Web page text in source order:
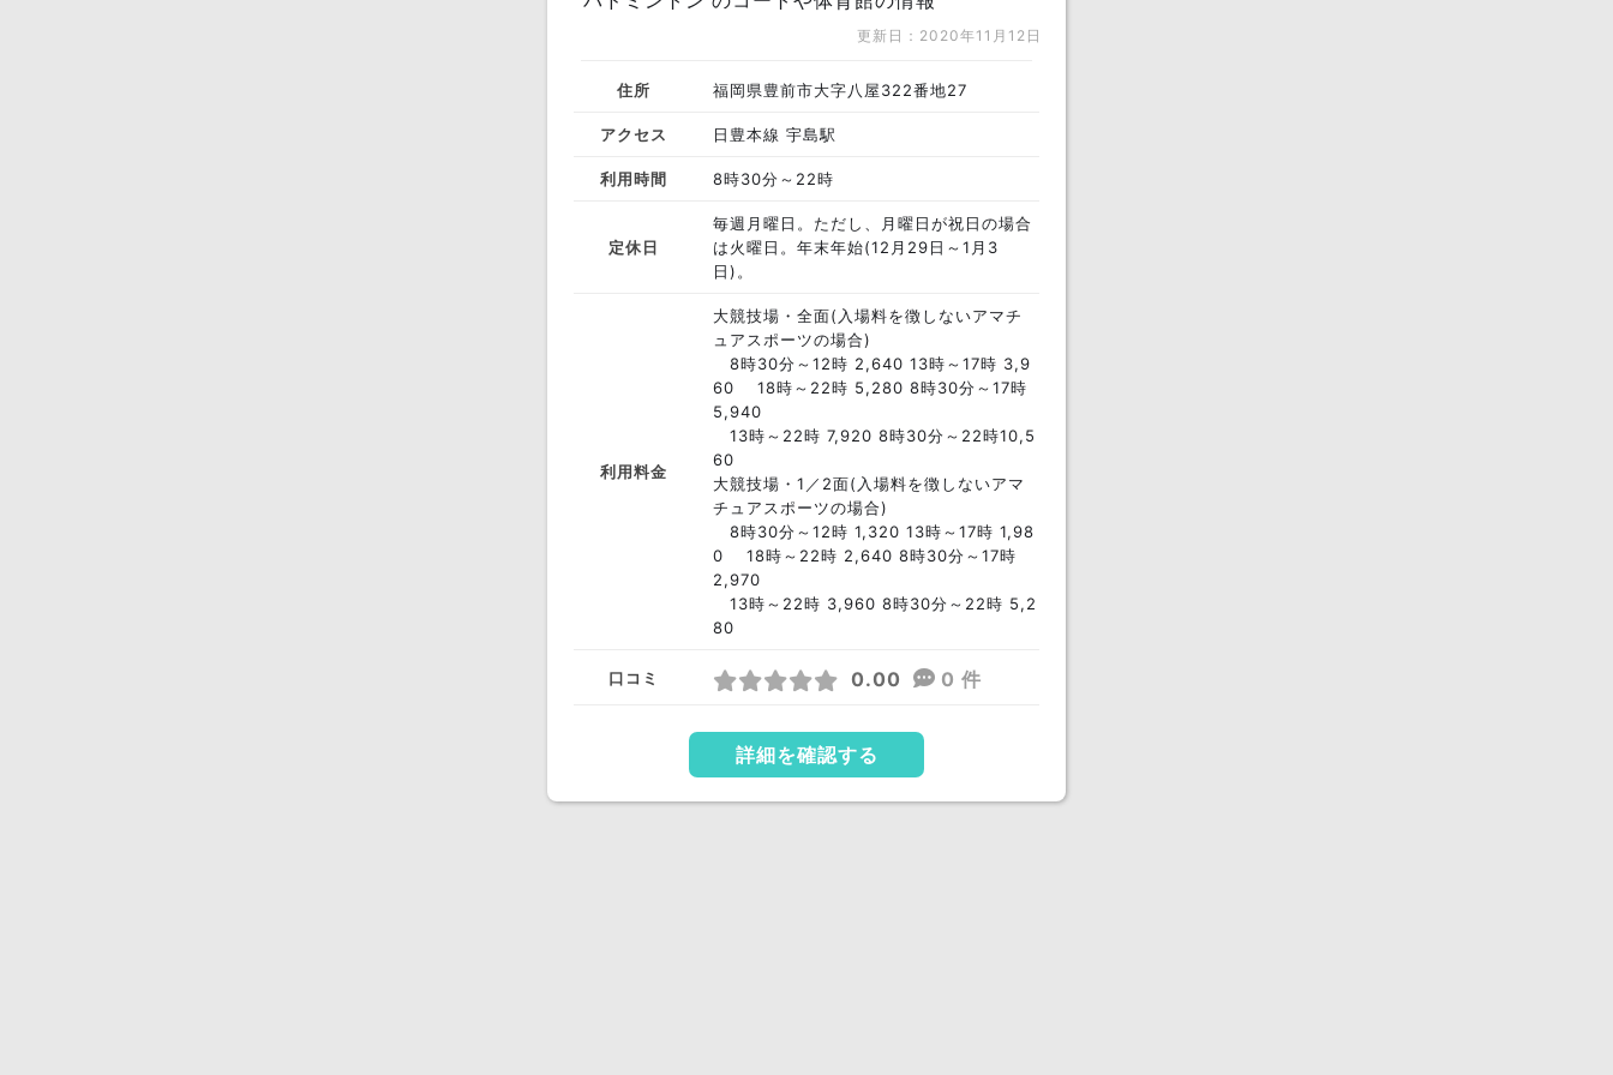
更新日：2020年11月12日
住所 福岡県豊前市大字八屋322番地27
アクセス 日豊本線 宇島駅
利用時間 8時30分～22時
定休日
毎週月曜日。ただし、月曜日が祝日の場合
は火曜日。年末年始(12月29日～1月3
日)。
利用料金
大競技場・全面(入場料を徴しないアマチ
ュアスポーツの場合)
8時30分～12時 2,640 13時～17時 3,9
60 18時～22時 5,280 8時30分～17時
5,940
13時～22時 7,920 8時30分～22時10,5
60
大競技場・1／2面(入場料を徴しないアマ
チュアスポーツの場合)
8時30分～12時 1,320 13時～17時 1,98
0 18時～22時 2,640 8時30分～17時
2,970
13時～22時 3,960 8時30分～22時 5,2
80
口コミ 0.00 0 件
詳細を確認する